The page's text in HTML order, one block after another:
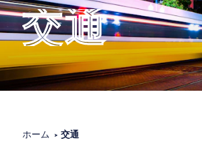
交通
ホーム 交通